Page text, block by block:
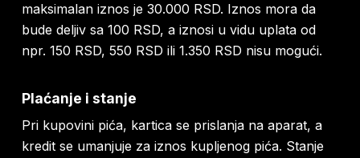
maksimalan iznos je 30.000 RSD. Iznos mora da
bude deljiv sa 100 RSD, a iznosi u vidu uplata od
npr. 150 RSD, 550 RSD ili 1.350 RSD nisu mogući.
Plaćanje i stanje
Pri kupovini pića, kartica se prislanja na aparat, a
kredit se umanjuje za iznos kupljenog pića. Stanje